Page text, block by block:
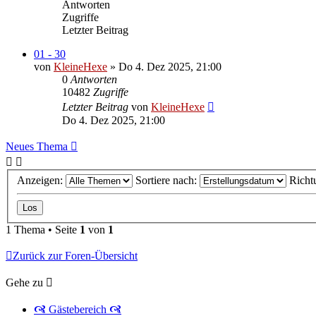
Antworten
Zugriffe
Letzter Beitrag
01 - 30
von KleineHexe » Do 4. Dez 2025, 21:00
0 Antworten
10482 Zugriffe
Letzter Beitrag von KleineHexe
Do 4. Dez 2025, 21:00
Neues Thema
Anzeigen: Sortiere nach:
1 Thema • Seite 1 von 1
Zurück zur Foren-Übersicht
Gehe zu
🙧 Gästebereich 🙧